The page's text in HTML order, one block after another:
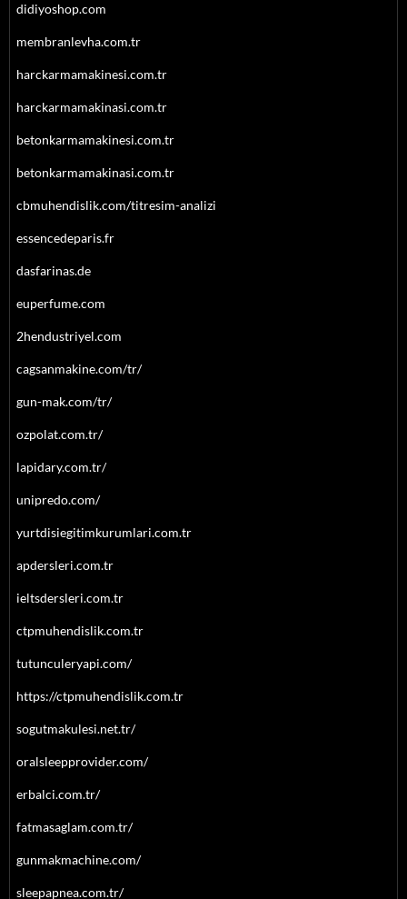
didiyoshop.com
membranlevha.com.tr
harckarmamakinesi.com.tr
harckarmamakinasi.com.tr
betonkarmamakinesi.com.tr
betonkarmamakinasi.com.tr
cbmuhendislik.com/titresim-analizi
essencedeparis.fr
dasfarinas.de
euperfume.com
2hendustriyel.com
cagsanmakine.com/tr/
gun-mak.com/tr/
ozpolat.com.tr/
lapidary.com.tr/
unipredo.com/
yurtdisiegitimkurumlari.com.tr
apdersleri.com.tr
ieltsdersleri.com.tr
ctpmuhendislik.com.tr
tutunculeryapi.com/
https://ctpmuhendislik.com.tr
sogutmakulesi.net.tr/
oralsleepprovider.com/
erbalci.com.tr/
fatmasaglam.com.tr/
gunmakmachine.com/
sleepapnea.com.tr/